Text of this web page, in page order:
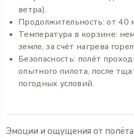
ветра).
Продолжительность: от 40
Температура в корзине:
земле, за счёт нагрева
Безопасность: полёт
опытного пилота, после
погодных условий.
Эмоции и ощущения от полёта